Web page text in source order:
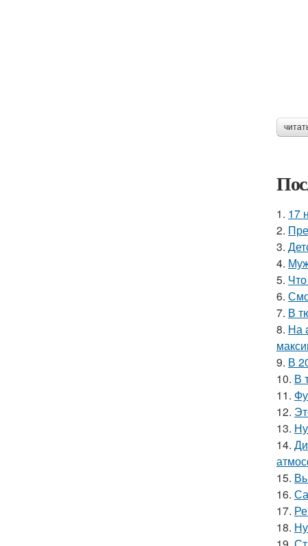
1. 17
2.
3.
4.
5.
6.
7. В
8. На
9. В
10. В
11.
12.
13.
14.
15.
16.
17.
18.